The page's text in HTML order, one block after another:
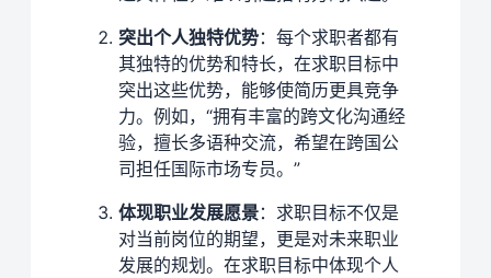
突出个人独特优势：每个求职者都有
其独特的优势和特长，在求职目标中
突出这些优势，能够使简历更具竞争
力。例如，“拥有丰富的跨文化沟通经
验，擅长多语种交流，希望在跨国公
司担任国际市场专员。”
体现职业发展愿景：求职目标不仅是
对当前岗位的期望，更是对未来职业
发展的规划。在求职目标中体现个人